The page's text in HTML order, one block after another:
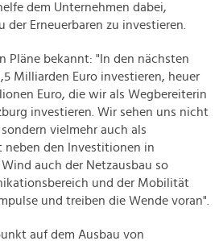
dem Unternehmen dabei,
der Erneuerbaren zu investieren.
Pläne bekannt: "In den nächsten
Milliarden Euro investieren, heuer
Euro, die wir als Wegbereiterin
investieren. Wir sehen uns nicht
vielmehr auch als
neben den Investitionen in
auch der Netzausbau so
und der Mobilität
und treiben die Wende voran".
auf dem Ausbau von